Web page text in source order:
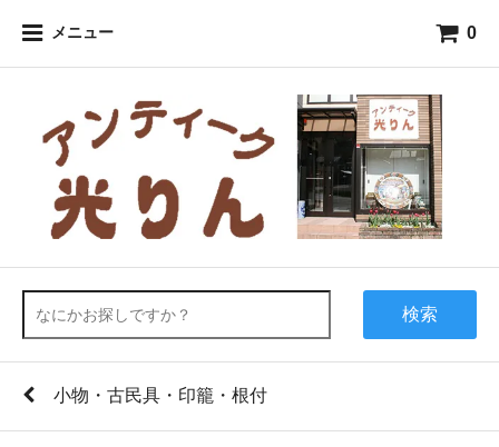
メニュー 0
検索
小物・古民具・印籠・根付